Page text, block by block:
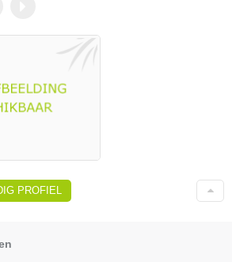
PROFIEL